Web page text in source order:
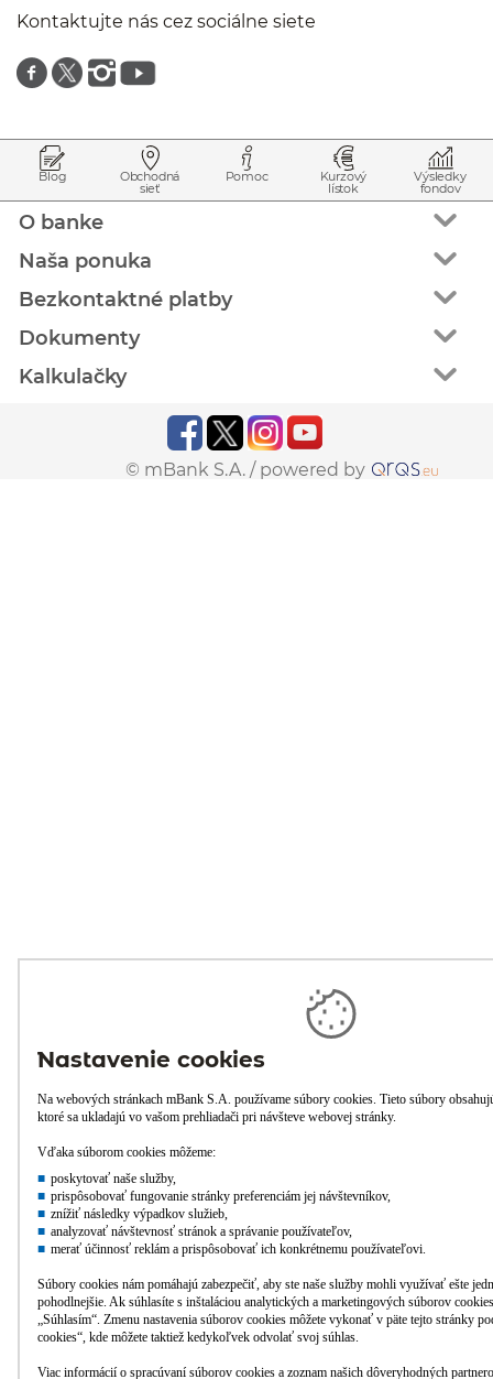
Kontaktujte nás cez sociálne siete
Znajdź nas na facebooku
Znajdź nas na twitterze
Znajdź nas na instagramie
Znajdź nas na youtube
Blog Obchodná
sieť
Pomoc Kurzový
lístok
Výsledky
fondov
O banke
Naša ponuka
Bezkontaktné platby
Dokumenty
Kalkulačky
© mBank S.A. / powered by